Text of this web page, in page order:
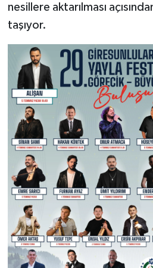
nesillere aktarılması
taşıyor.